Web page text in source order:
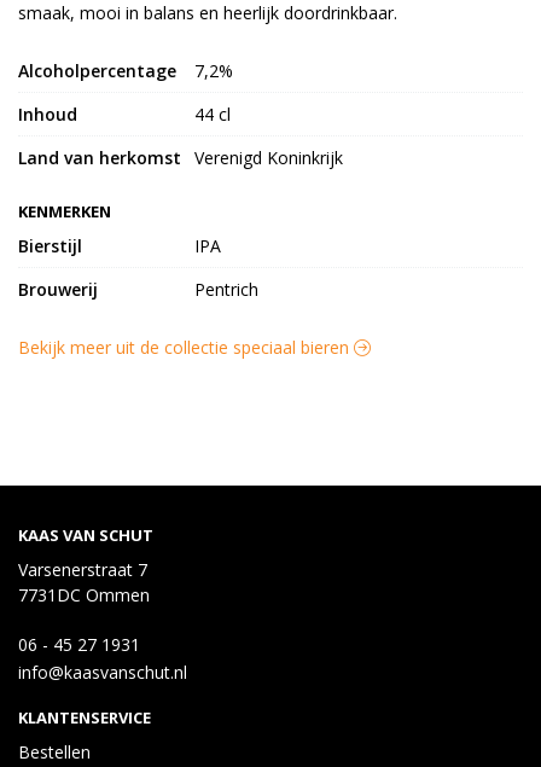
smaak, mooi in balans en heerlijk doordrinkbaar.
Alcoholpercentage
7,2%
Inhoud
44 cl
Land van herkomst
Verenigd Koninkrijk
KENMERKEN
Bierstijl
IPA
Brouwerij
Pentrich
Bekijk meer uit de collectie speciaal bieren
KAAS VAN SCHUT
Varsenerstraat 7
7731DC Ommen
06 - 45 27 1931
info@kaasvanschut.nl
KLANTENSERVICE
Bestellen